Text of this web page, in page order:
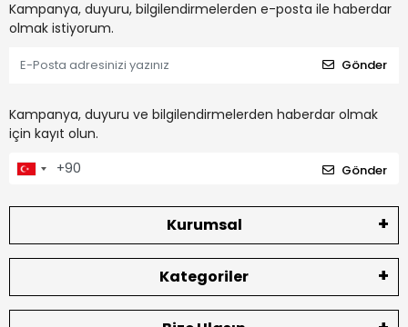
Kampanya, duyuru, bilgilendirmelerden e-posta ile haberdar
olmak istiyorum.
Gönder
Kampanya, duyuru ve bilgilendirmelerden haberdar olmak
için kayıt olun.
Gönder
Kurumsal
Kategoriler